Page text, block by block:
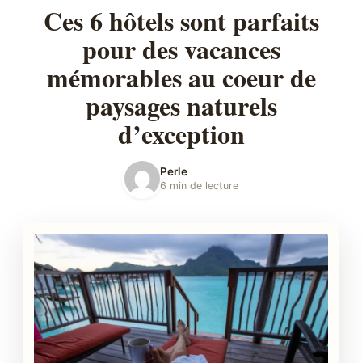
Ces 6 hôtels sont parfaits
pour des vacances
mémorables au coeur de
paysages naturels
d’exception
Perle
6 min de lecture